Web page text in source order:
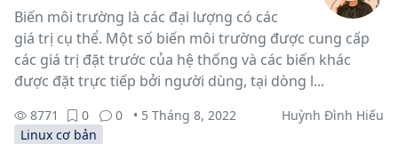
Biến môi trường là các đại lượng có các
giá trị cụ thể. Một số biến môi trường được cung cấp
các giá trị đặt trước của hệ thống và các biến khác
được đặt trực tiếp bởi người dùng, tại dòng l...
8771 0 0 • 5 Tháng 8, 2022
Huỳnh Đình Hiếu
Linux cơ bản